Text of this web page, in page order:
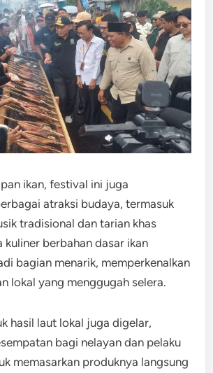
ikan, festival ini juga
atraksi budaya, termasuk
tradisional dan tarian khas
kuliner berbahan dasar ikan
bagian menarik, memperkenalkan
lokal yang menggugah selera.
hasil laut lokal juga digelar,
bagi nelayan dan pelaku
memasarkan produknya langsung